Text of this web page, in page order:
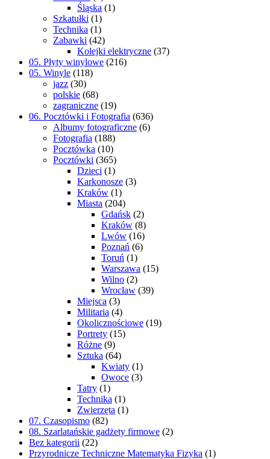
Śląska (1)
Szkatułki (1)
Technika (1)
Zabawki (42)
Kolejki elektryczne (37)
05. Płyty winylowe (216)
05. Winyle (118)
jazz (30)
polskie (68)
zagraniczne (19)
06. Pocztówki i Fotografia (636)
Albumy fotograficzne (6)
Fotografia (188)
Pocztówka (10)
Pocztówki (365)
Dzieci (1)
Karkonosze (3)
Kraków (1)
Miasta (204)
Gdańsk (2)
Kraków (8)
Lwów (16)
Poznań (6)
Toruń (1)
Warszawa (15)
Wilno (2)
Wrocław (39)
Miejsca (3)
Militaria (4)
Okolicznościowe (19)
Portrety (15)
Różne (9)
Sztuka (64)
Kwiaty (1)
Owoce (3)
Tatry (1)
Technika (1)
Zwierzęta (1)
07. Czasopismo (82)
08. Szarlatańskie gadżety firmowe (2)
Bez kategorii (22)
Przyrodnicze Techniczne Matematyka Fizyka (1)